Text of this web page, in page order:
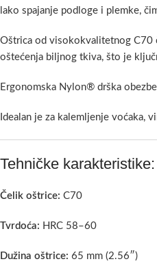
lako spajanje podloge i plemke,
Oštrica od visokokvalitetnog C70
oštećenja biljnog tkiva, što je
Ergonomska Nylon® drška
Idealan je za kalemljenje voćaka,
Tehničke karakteristike:
Čelik oštrice: C70
Tvrdoća: HRC 58–60
Dužina oštrice: 65 mm (2.56″)